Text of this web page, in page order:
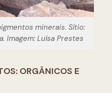
minerais. Sítio:
Imagem: Luísa Prestes
:ORGÂNICOS E